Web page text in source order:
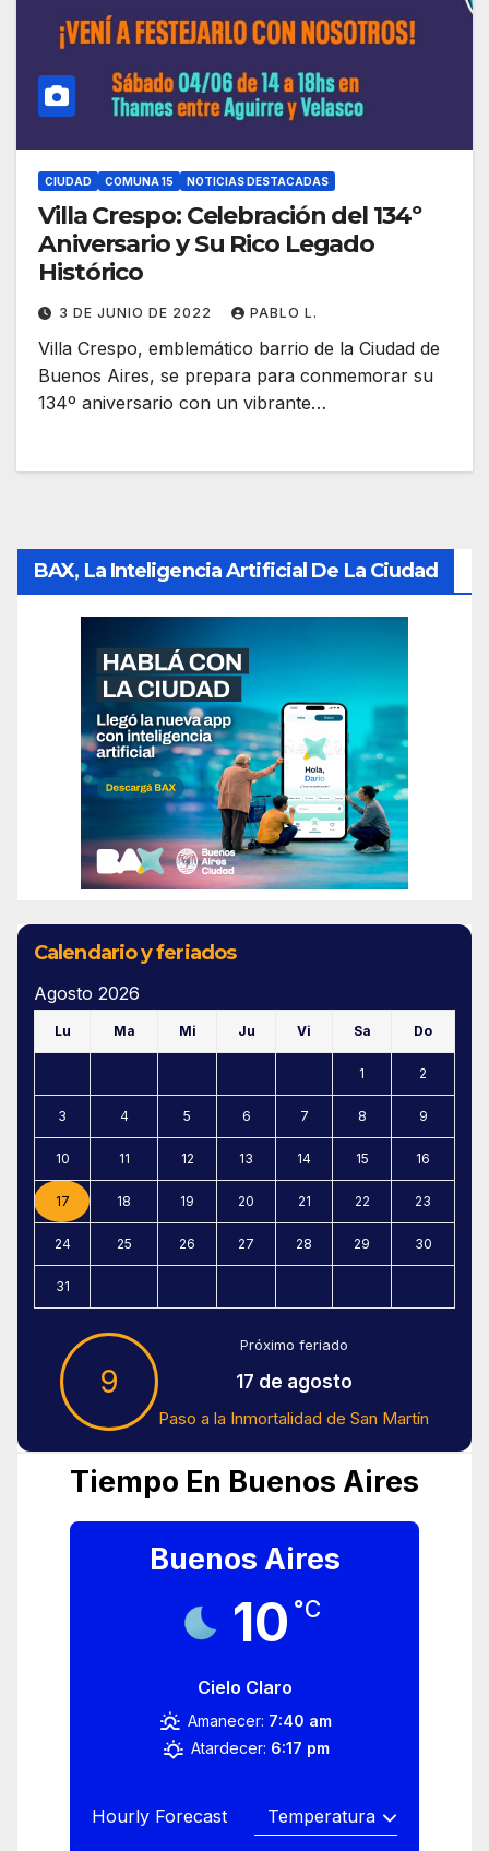
CIUDAD COMUNA 15 NOTICIAS DESTACADAS
Villa Crespo: Celebración del 134º
Aniversario y Su Rico Legado
Histórico
3 DE JUNIO DE 2022 PABLO L.
Villa Crespo, emblemático barrio de la Ciudad de
Buenos Aires, se prepara para conmemorar su
134º aniversario con un vibrante…
BAX, La Inteligencia Artificial De La Ciudad
Calendario y feriados
Agosto 2026
Lu Ma Mi Ju Vi Sa Do
1 2
3 4 5 6 7 8 9
10 11 12 13 14 15 16
17 18 19 20 21 22 23
24 25 26 27 28 29 30
31
9
Próximo feriado
17 de agosto
Paso a la Inmortalidad de San Martín
Tiempo En Buenos Aires
Buenos Aires
10 °C
Cielo Claro
Amanecer: 7:40 am
Atardecer: 6:17 pm
Hourly Forecast